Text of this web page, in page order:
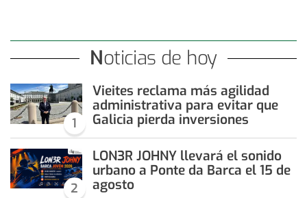
Noticias de hoy
1
Vieites reclama más agilidad
administrativa para evitar que
Galicia pierda inversiones
2
LON3R JOHNY llevará el sonido
urbano a Ponte da Barca el 15 de
agosto